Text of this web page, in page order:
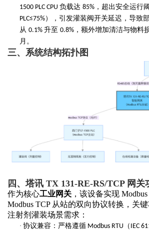
1500 PLC CPU 负载达 85% ，超出安全运行
PLC≤75%），引发灌装阀开关延迟，导致
从 0.1% 升至 0.8% ，额外增加清洁与物料
月。
三、 系统结构拓扑图
四、塔讯 TX 131-RE-RS/TCP 网关
作为核心工业网关 ，该设备实现
Modbus TCP 从站的双向协议转换，关
注射剂灌装场景需求：
· 协议兼容：严格遵循 Modbus RTU （ IEC